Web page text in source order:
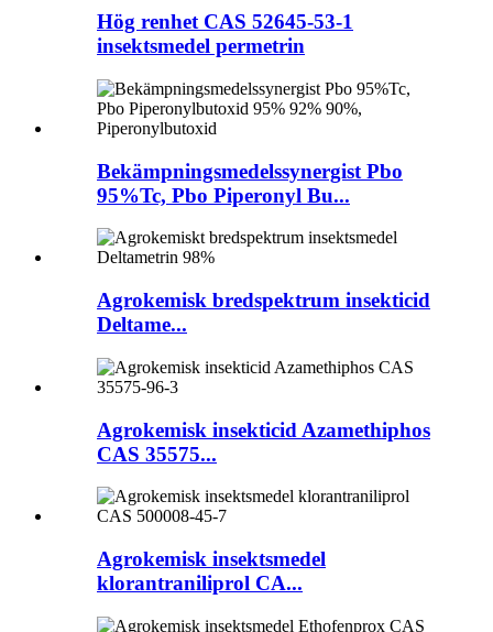
Hög renhet CAS 52645-53-1
insektsmedel permetrin
Bekämpningsmedelssynergist Pbo
95%Tc, Pbo Piperonyl Bu...
Agrokemisk bredspektrum insekticid
Deltame...
Agrokemisk insekticid Azamethiphos
CAS 35575...
Agrokemisk insektsmedel
klorantraniliprol CA...